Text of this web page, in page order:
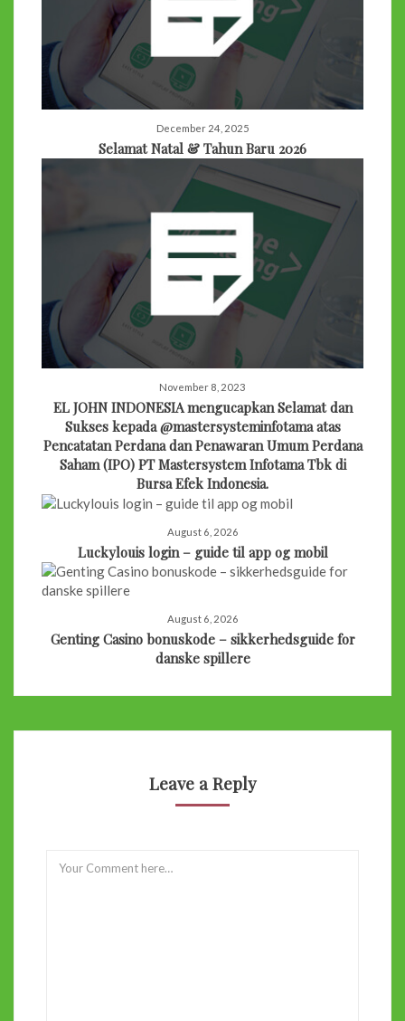
December 24, 2025
Selamat Natal & Tahun Baru 2026
November 8, 2023
EL JOHN INDONESIA mengucapkan Selamat dan
Sukses kepada @mastersysteminfotama atas
Pencatatan Perdana dan Penawaran Umum Perdana
Saham (IPO) PT Mastersystem Infotama Tbk di
Bursa Efek Indonesia.
August 6, 2026
Luckylouis login – guide til app og mobil
August 6, 2026
Genting Casino bonuskode – sikkerhedsguide for
danske spillere
Leave a Reply